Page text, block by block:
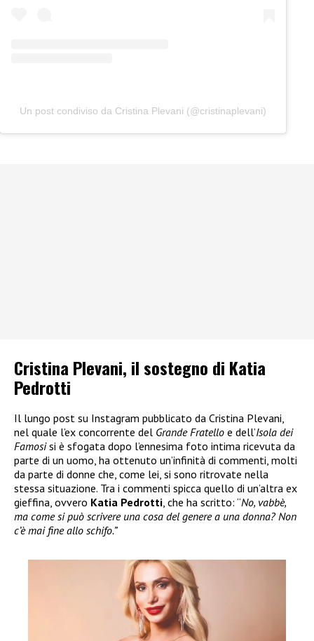
Un post condiviso da Cristina Plevani (@cristinaplevani)
Cristina Plevani, il sostegno di Katia
Pedrotti
Il lungo post su Instagram pubblicato da Cristina Plevani,
nel quale l’ex concorrente del Grande Fratello e dell’Isola dei
Famosisi è sfogata dopo l’ennesima foto intima ricevuta da
parte di un uomo, ha ottenuto un’infinità di commenti, molti
da parte di donne che, come lei, si sono ritrovate nella
stessa situazione. Tra i commenti spicca quello di un’altra ex
gieffina, ovvero Katia Pedrotti, che ha scritto: “No, vabbè,
ma come si può scrivere una cosa del genere a una donna? Non
c’è mai fine allo schifo.”